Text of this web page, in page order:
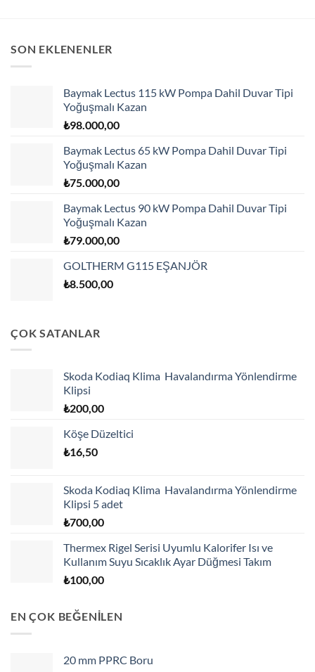
SON EKLENENLER
Baymak Lectus 115 kW Pompa Dahil Duvar Tipi
Yoğuşmalı Kazan
₺98.000,00
Baymak Lectus 65 kW Pompa Dahil Duvar Tipi
Yoğuşmalı Kazan
₺75.000,00
Baymak Lectus 90 kW Pompa Dahil Duvar Tipi
Yoğuşmalı Kazan
₺79.000,00
GOLTHERM G115 EŞANJÖR
₺8.500,00
ÇOK SATANLAR
Skoda Kodiaq Klima Havalandırma Yönlendirme
Klipsi
₺200,00
Köşe Düzeltici
₺16,50
Skoda Kodiaq Klima Havalandırma Yönlendirme
Klipsi 5 adet
₺700,00
Thermex Rigel Serisi Uyumlu Kalorifer Isı ve
Kullanım Suyu Sıcaklık Ayar Düğmesi Takım
₺100,00
EN ÇOK BEĞENİLEN
20 mm PPRC Boru